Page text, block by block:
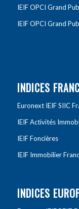
IEIF OPCI Grand
IEIF OPCI Grand
INDICES
Euronext IEIF SIIC
IEIF Activités
IEIF Foncières
IEIF Immobilier
INDICES